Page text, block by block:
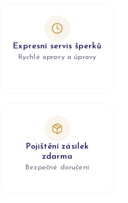
Expresní servis šperků
Rychlé opravy a úpravy
Pojištění zásilek
zdarma
Bezpečné doručení